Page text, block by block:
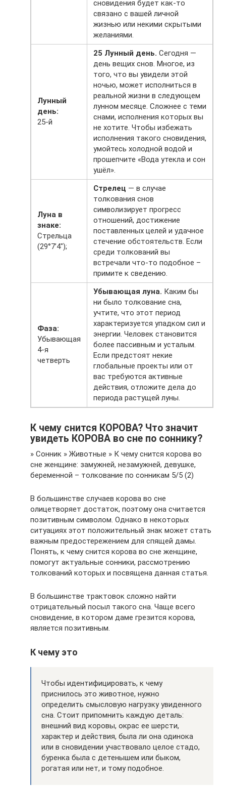
сновидения будет как-то
связано с вашей личной
жизнью или некими скрытыми
желаниями.
Лунный
день:
25-й
25 Лунный день. Сегодня —
день вещих снов. Многое, из
того, что вы увидели этой
ночью, может исполниться в
реальной жизни в следующем
лунном месяце. Сложнее с теми
снами, исполнения которых вы
не хотите. Чтобы избежать
исполнения такого сновидения,
умойтесь холодной водой и
прошепчите «Вода утекла и сон
ушёл».
Луна в
знаке:
Стрельца
(29°7’4″);
Стрелец — в случае
толкования снов
символизирует прогресс
отношений, достижение
поставленных целей и удачное
стечение обстоятельств. Если
среди толкований вы
встречали что-то подобное –
примите к сведению.
Фаза:
Убывающая
4-я
четверть
Убывающая луна. Каким бы
ни было толкование сна,
учтите, что этот период
характеризуется упадком сил и
энергии. Человек становится
более пассивным и усталым.
Если предстоят некие
глобальные проекты или от
вас требуются активные
действия, отложите дела до
периода растущей луны.
К чему снится КОРОВА? Что значит
увидеть КОРОВА во сне по соннику?
» Сонник » Животные » К чему снится корова во
сне женщине: замужней, незамужней, девушке,
беременной – толкование по сонникам 5/5 (2)
В большинстве случаев корова во сне
олицетворяет достаток, поэтому она считается
позитивным символом. Однако в некоторых
ситуациях этот положительный знак может стать
важным предостережением для спящей дамы.
Понять, к чему снится корова во сне женщине,
помогут актуальные сонники, рассмотрению
толкований которых и посвящена данная статья.
В большинстве трактовок сложно найти
отрицательный посыл такого сна. Чаще всего
сновидение, в котором даме грезится корова,
является позитивным.
К чему это
Чтобы идентифицировать, к чему
приснилось это животное, нужно
определить смысловую нагрузку увиденного
сна. Стоит припомнить каждую деталь:
внешний вид коровы, окрас ее шерсти,
характер и действия, была ли она одинока
или в сновидении участвовало целое стадо,
буренка была с детенышем или быком,
рогатая или нет, и тому подобное.